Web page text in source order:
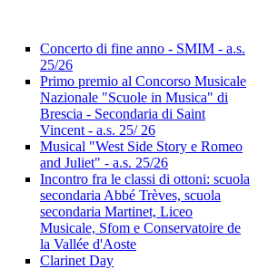
Concerto di fine anno - SMIM - a.s.
25/26
Primo premio al Concorso Musicale
Nazionale "Scuole in Musica" di
Brescia - Secondaria di Saint
Vincent - a.s. 25/ 26
Musical "West Side Story e Romeo
and Juliet" - a.s. 25/26
Incontro fra le classi di ottoni: scuola
secondaria Abbé Trèves, scuola
secondaria Martinet, Liceo
Musicale, Sfom e Conservatoire de
la Vallée d'Aoste
Clarinet Day